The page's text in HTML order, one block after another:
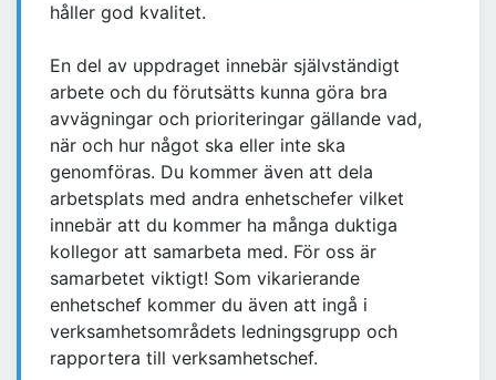
håller god kvalitet.
En del av uppdraget innebär självständigt
arbete och du förutsätts kunna göra bra
avvägningar och prioriteringar gällande vad,
när och hur något ska eller inte ska
genomföras. Du kommer även att dela
arbetsplats med andra enhetschefer vilket
innebär att du kommer ha många duktiga
kollegor att samarbeta med. För oss är
samarbetet viktigt! Som vikarierande
enhetschef kommer du även att ingå i
verksamhetsområdets ledningsgrupp och
rapportera till verksamhetschef.